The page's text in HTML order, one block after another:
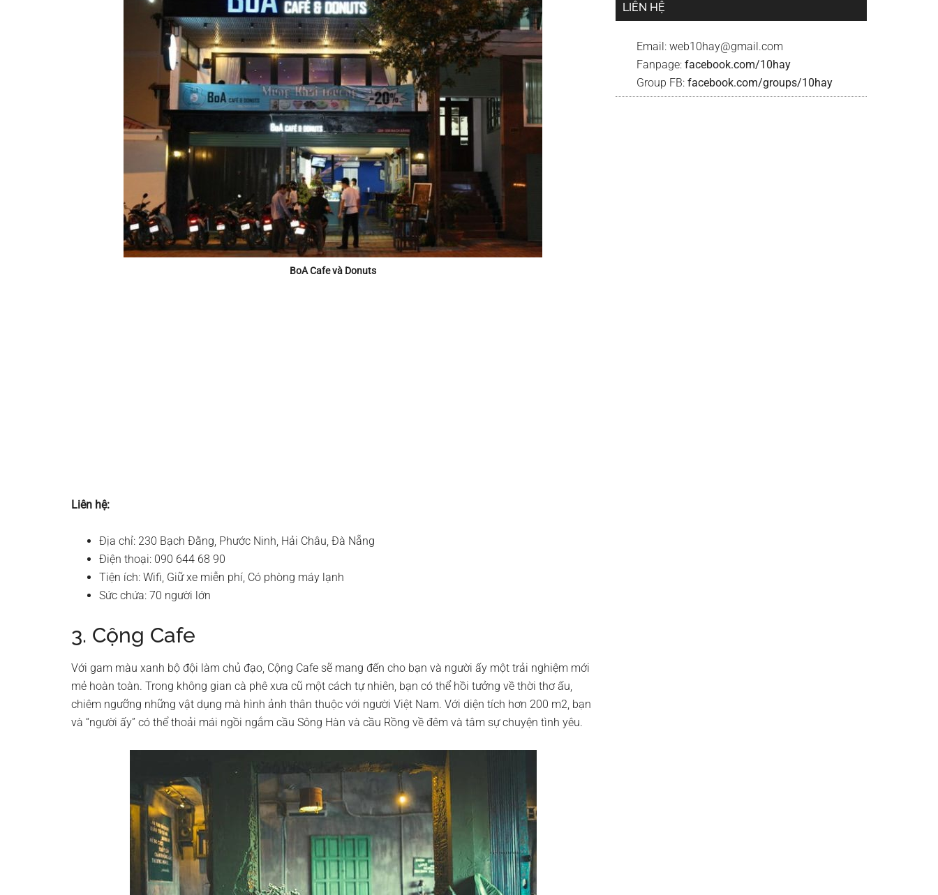
BoA Cafe và Donuts
Liên hệ:
Địa chỉ: 230 Bạch Đằng, Phước Ninh, Hải Châu, Đà Nẵng
Điện thoại: 090 644 68 90
Tiện ích: Wifi, Giữ xe miễn phí, Có phòng máy lạnh
Sức chứa: 70 người lớn
3. Cộng Cafe
Với gam màu xanh bộ đội làm chủ đạo, Cộng Cafe sẽ mang đến cho bạn và người ấy một trải nghiệm mới
mẻ hoàn toàn. Trong không gian cà phê xưa cũ một cách tự nhiên, bạn có thể hồi tưởng về thời thơ ấu,
chiêm ngưỡng những vật dụng mà hình ảnh thân thuộc với người Việt Nam. Với diện tích hơn 200 m2, bạn
và “người ấy” có thể thoải mái ngồi ngắm cầu Sông Hàn và cầu Rồng về đêm và tâm sự chuyện tình yêu.
LIÊN HỆ
Email: web10hay@gmail.com
Fanpage: facebook.com/10hay
Group FB: facebook.com/groups/10hay